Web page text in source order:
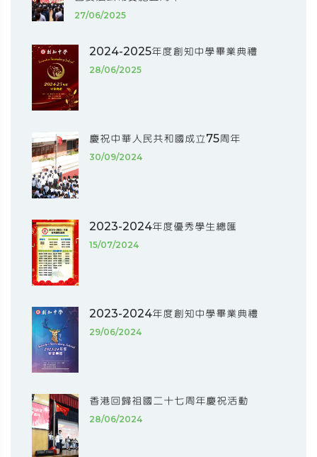
27/06/2025
2024-2025年度創知中學畢業典禮
28/06/2025
慶祝中華人民共和國成立75周年
30/09/2024
2023-2024年度優秀學生總匯
15/07/2024
2023-2024年度創知中學畢業典禮
29/06/2024
香港回歸祖國二十七周年慶祝活動
28/06/2024